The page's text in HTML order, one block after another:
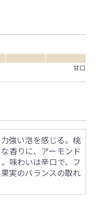
甘口
強い泡を感じる。桃
香りに、アーモンド
味わいは辛口で、フ
実のバランスの取れ